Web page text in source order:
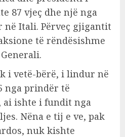
87 vjeç dhe një nga
në Itali. Përveç gjigantit
të rëndësishme
i vetë-bërë, i lindur në
nga prindër të
ai ishte i fundit nga
Nëna e tij e ve, pak
nuk kishte